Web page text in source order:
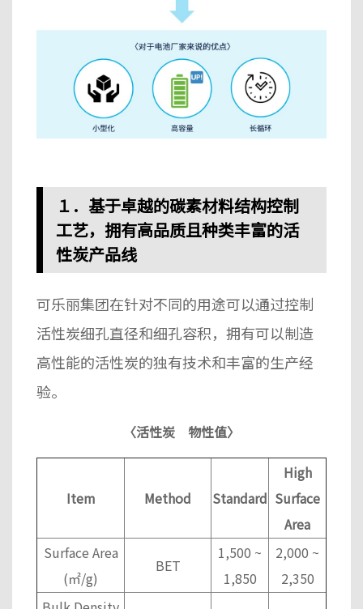
１． 基于卓越的碳素材料结构控制
工艺，拥有高品质且种类丰富的活
性炭产品线
可乐丽集团在针对不同的用途可以通过控制
活性炭细孔直径和细孔容积，拥有可以制造
高性能的活性炭的独有技术和丰富的生产经
验。
〈活性炭 物性值〉
Item Method Standard
High
Surface
Area
Surface Area
(㎡/g)
BET
1,500 ~
1,850
2,000 ~
2,350